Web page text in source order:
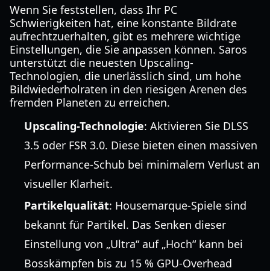
Wenn Sie feststellen, dass Ihr PC
Schwierigkeiten hat, eine konstante Bildrate
aufrechtzuerhalten, gibt es mehrere wichtige
Einstellungen, die Sie anpassen können. Saros
unterstützt die neuesten Upscaling-
Technologien, die unerlässlich sind, um hohe
Bildwiederholraten in den riesigen Arenen des
fremden Planeten zu erreichen.
Upscaling-Technologie: Aktivieren Sie DLSS
3.5 oder FSR 3.0. Diese bieten einen massiven
Performance-Schub bei minimalem Verlust an
visueller Klarheit.
Partikelqualität: Housemarque-Spiele sind
bekannt für Partikel. Das Senken dieser
Einstellung von „Ultra“ auf „Hoch“ kann bei
Bosskämpfen bis zu 15 % GPU-Overhead